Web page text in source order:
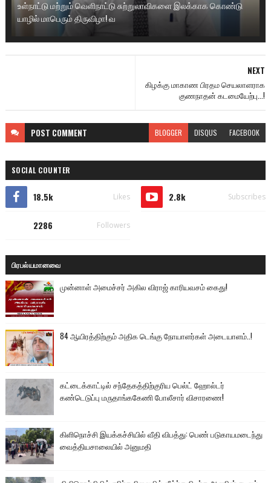
உள்நாட்டு மற்றும் வெளிநாட்டு சுற்றுலாவிகளை இலக்காக கொண்டு
யாழில் மாபெரும் திருவிழா! வ
NEXT
கிழக்கு மாகாண பிரதம செயலாளராக
குணநாதன் கடமையேற்பு...!
POST COMMENT BLOGGER DISQUS FACEBOOK
SOCIAL COUNTER
18.5k Likes 2.8k Subscribes
2286 Followers
பிரபல்யமானவை
முன்னாள் அமைச்சர் அகில விராஜ் காரியவசம் கைது!
84 ஆயிரத்திற்கும் அதிக டெங்கு நோயாளர்கள் அடையாளம்..!
கட்டைக்காட்டில் சந்தேகத்திற்குரிய பெல்ட் ஹோல்டர்
கண்டெடுப்பு மருதாங்ககேணி போலீசார் விசாரணை!
கிளிநொச்சி இயக்கச்சியில் வீதி விபத்து: பெண் படுகாயமடைந்து
வைத்தியசாலையில் அனுமதி